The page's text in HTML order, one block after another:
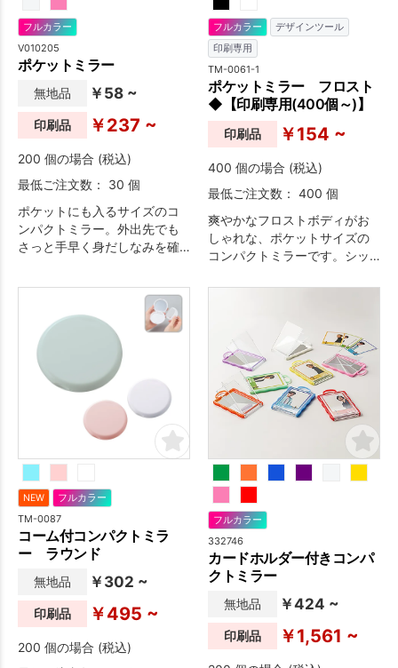
フルカラー
V010205
ポケットミラー
無地品 ￥58 ~
印刷品 ￥237 ~
200 個の場合 (税込)
最低ご注文数： 30 個
ポケットにも入るサイズのコ
ンパクトミラー。外出先でも
さっと手早く身だしなみを確
ますのでお好みのデザインを
印刷して販促活動にお役立て
ください。
フルカラー
デザインツール
印刷専用
TM-0061-1
ポケットミラー フロスト
◆【印刷専用(400個～)】
印刷品 ￥154 ~
400 個の場合 (税込)
最低ご注文数： 400 個
爽やかなフロストボディがお
しゃれな、ポケットサイズの
コンパクトミラーです。シッ
分、ほぼ全面にフルカラーで
ますので、安価にオリジナル
ノベルティや販促品が作成で
きます。
NEW フルカラー
TM-0087
コーム付コンパクトミラ
ー ラウンド
無地品 ￥302 ~
印刷品 ￥495 ~
200 個の場合 (税込)
フルカラー
332746
カードホルダー付きコンパ
クトミラー
無地品 ￥424 ~
印刷品 ￥1,561 ~